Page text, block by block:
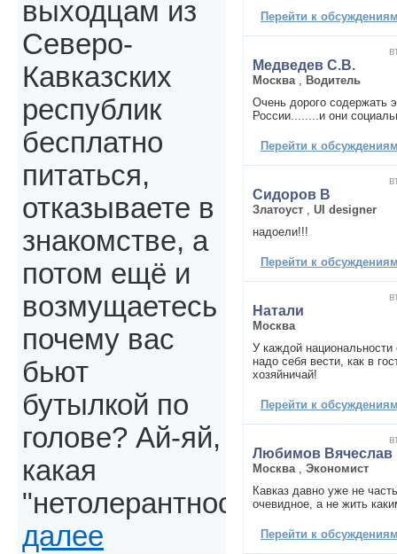
Перейти к
Медведев С.В.
Москва
Водитель
Очень дорого содержать
России........и они
Перейти к
Сидоров В
Златоуст
UI designer
надоели!!!
Перейти к
Натали
Москва
У каждой
надо себя вести, как в
хозяйничай!
Перейти к
Любимов Вячеслав
Москва
Экономист
Кавказ давно уже не
очевидное, а не жить
Перейти к
выходцам из
Северо-
Кавказских
республик
бесплатно
питаться,
отказываете в
знакомстве, а
потом ещё и
возмущаетесь
почему вас
бьют
бутылкой по
голове? Ай-яй,
какая
"нетолерантность".
далее